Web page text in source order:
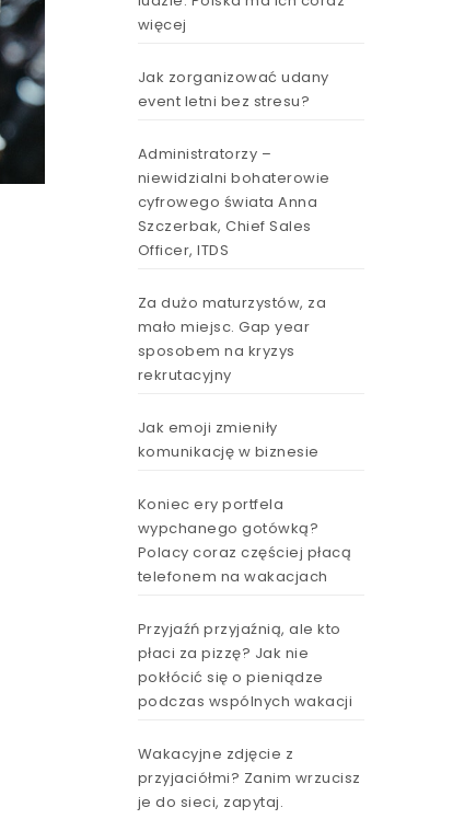
więcej
Jak zorganizować udany
event letni bez stresu?
Administratorzy –
niewidzialni bohaterowie
cyfrowego świata Anna
Szczerbak, Chief Sales
Officer, ITDS
Za dużo maturzystów, za
mało miejsc. Gap year
sposobem na kryzys
rekrutacyjny
Jak emoji zmieniły
komunikację w biznesie
Koniec ery portfela
wypchanego gotówką?
Polacy coraz częściej płacą
telefonem na wakacjach
Przyjaźń przyjaźnią, ale kto
płaci za pizzę? Jak nie
pokłócić się o pieniądze
podczas wspólnych wakacji
Wakacyjne zdjęcie z
przyjaciółmi? Zanim wrzucisz
je do sieci, zapytaj.